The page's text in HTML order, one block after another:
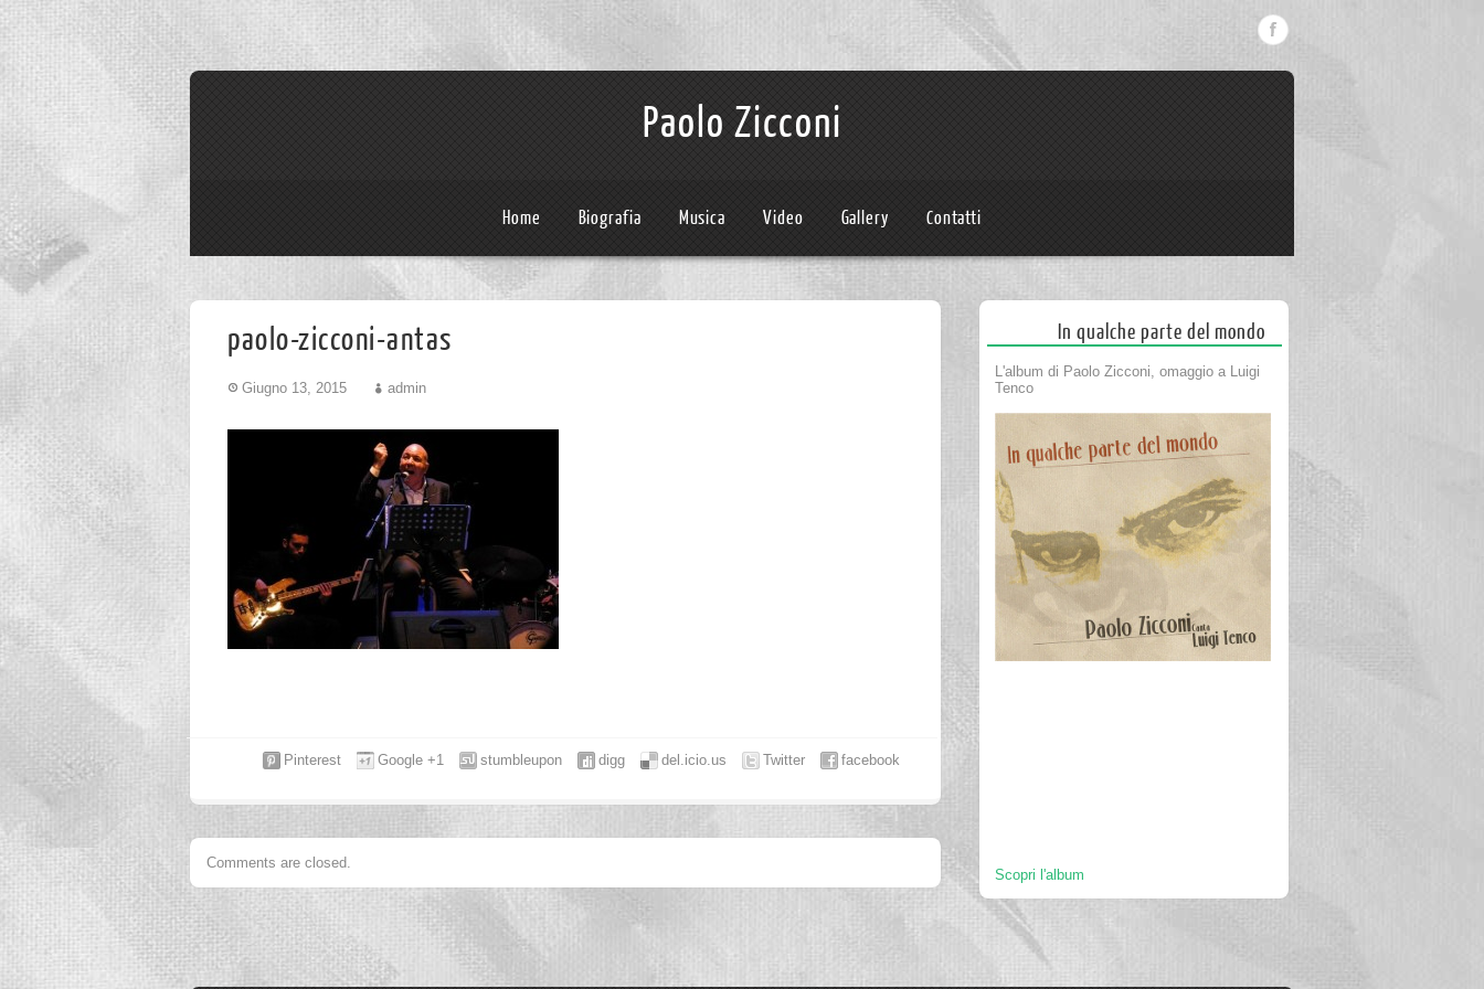
Paolo Zicconi
Home Biografia Musica Video Gallery Contatti
paolo-zicconi-antas
Giugno 13, 2015 admin
facebook
Twitter
del.icio.us
digg
stumbleupon
Google +1
Pinterest
Comments are closed.
In qualche parte del mondo
L'album di Paolo Zicconi, omaggio a Luigi
Tenco
Scopri l'album